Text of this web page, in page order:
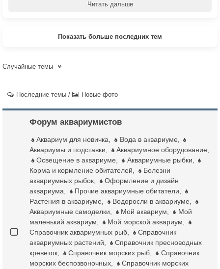
Читать дальше
Показать больше последних тем
Случайные темы
Последние темы / Новые фото
Форум аквариумистов
Аквариум для новичка Вода в аквариуме
Аквариумы и подставки
Аквариумное оборудование
Освещение в аквариуме
Аквариумные рыбки
Корма и кормление обитателей
Болезни
аквариумных рыбок
Оформление и дизайн
аквариума
Прочие аквариумные обитатели
Растения в аквариуме
Водоросли в аквариуме
Аквариумные самоделки
Мой аквариум
Мой
маленький аквариум
Мой морской аквариум
Справочник аквариумных рыб
Справочник
аквариумных растений
Справочник пресноводных
креветок
Справочник морских рыб
Справочник
морских беспозвоночных
Справочник морских